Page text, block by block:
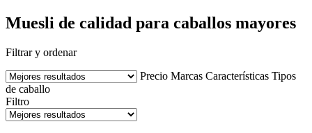
Muesli de calidad para caballos mayores
Filtrar y ordenar
Precio Marcas Características Tipos
de caballo
Filtro